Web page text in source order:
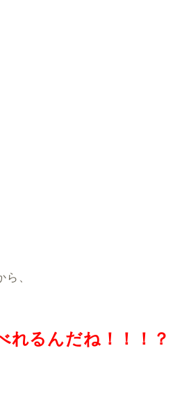
、
れるんだね！！！？